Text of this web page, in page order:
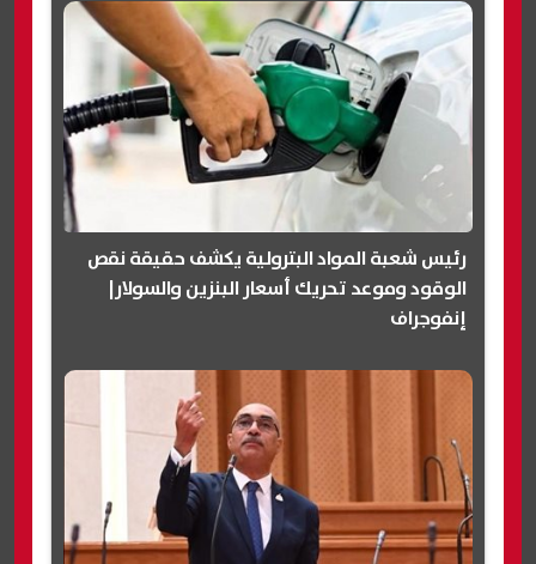
رئيس شعبة المواد البترولية يكشف حقيقة نقص
الوقود وموعد تحريك أسعار البنزين والسولار|
إنفوجراف